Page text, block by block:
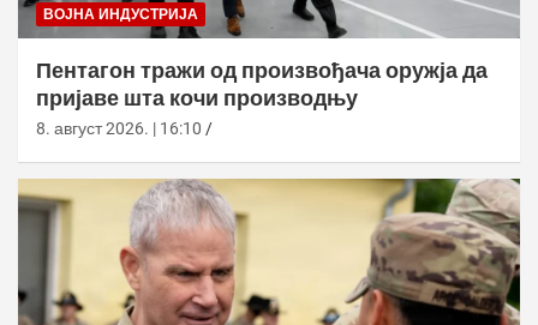
ВОЈНА ИНДУСТРИЈА
Пентагон тражи од произвођача оружја да
пријаве шта кочи производњу
8. август 2026. | 16:10